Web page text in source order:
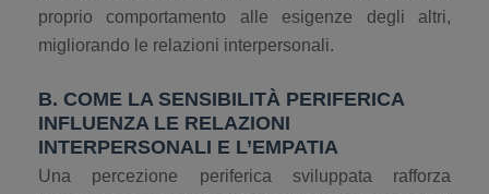
proprio comportamento alle esigenze degli altri,
migliorando le relazioni interpersonali.
B. COME LA SENSIBILITÀ PERIFERICA
INFLUENZA LE RELAZIONI
INTERPERSONALI E L’EMPATIA
Una percezione periferica sviluppata rafforza